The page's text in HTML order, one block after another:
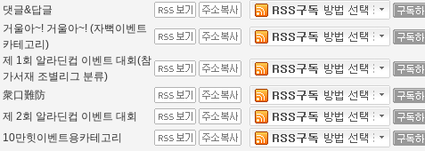
댓글&답글
거울아~! 거울아~! (자뻑이벤트
카테고리)
제 1회 알라딘컵 이벤트 대회(참
가서재 조별리그 분류)
衆口難防
제 2회 알라딘컵 이벤트 대회
10만힛이벤트용카테고리